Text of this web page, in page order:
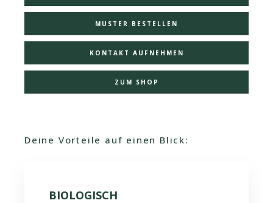
MUSTER BESTELLEN
KONTAKT AUFNEHMEN
ZUM SHOP
Deine Vorteile auf einen Blick:
BIOLOGISCH